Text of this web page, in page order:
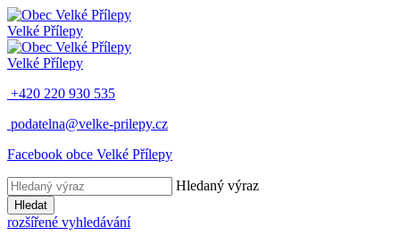
Velké Přílepy
Velké Přílepy
+420 220 930 535
podatelna@velke-prilepy.cz
Facebook obce Velké Přílepy
Hledaný výraz
Hledat
rozšířené vyhledávání